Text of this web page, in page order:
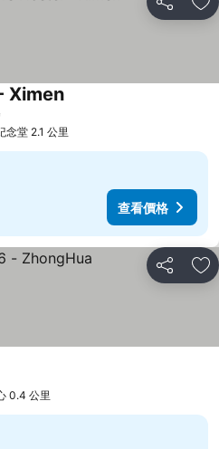
分享 加
Ximen
念堂 2.1 公里
查看價格
分享 加
0.4 公里